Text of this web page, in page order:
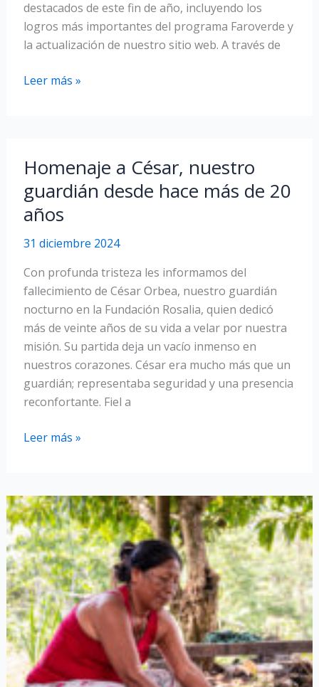
destacados de este fin de año, incluyendo los
logros más importantes del programa Faroverde y
la actualización de nuestro sitio web. A través de
Felices
último
boletín
informativo
Leer más »
Homenaje a César, nuestro
guardián desde hace más de 20
años
31 diciembre 2024
Con profunda tristeza les informamos del
fallecimiento de César Orbea, nuestro guardián
nocturno en la Fundación Rosalia, quien dedicó
más de veinte años de su vida a velar por nuestra
misión. Su partida deja un vacío inmenso en
nuestros corazones. César era mucho más que un
guardián; representaba seguridad y una presencia
reconfortante. Fiel a
Homenaje
nuestro
guardián
desde
hace
más
de
20
años
Leer más »